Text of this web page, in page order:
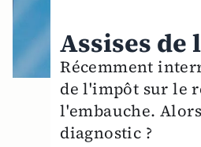
Assises de
Récemment
de l'impôt sur le
l'embauche.
diagnostic ?